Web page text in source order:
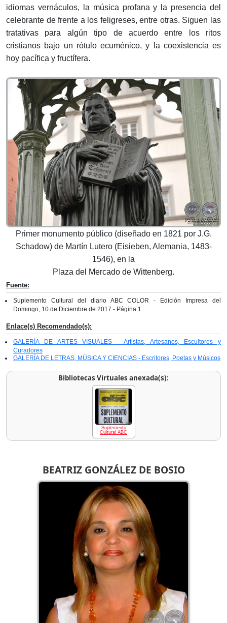
BEATRIZ GONZÁLEZ DE BOSIO
idiomas vernáculos, la música profana y la presencia del
celebrante de frente a los feligreses, entre otras. Siguen las
tratativas para algún tipo de acuerdo entre los ritos
cristianos bajo un rótulo ecuménico, y la coexistencia es
hoy pacífica y fructífera.
Primer monumento público (diseñado en 1821 por J.G.
Schadow) de Martín Lutero (Eisieben, Alemania, 1483-
1546), en la
Plaza del Mercado de Wittenberg.
Fuente:
Suplemento Cultural del diario ABC COLOR - Edición Impresa del
Domingo, 10 de Diciembre de 2017 - Página 1
Enlace(s) Recomendado(s):
GALERÍA DE ARTES VISUALES - Artistas, Artesanos, Escultores y
Curadores
GALERÍA DE LETRAS, MÚSICA Y CIENCIAS - Escritores, Poetas y Músicos
Bibliotecas Virtuales anexada(s):
Suplemento
Cultural ABC